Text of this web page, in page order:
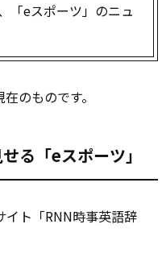
「eスポーツ」のニュ
のものです。
る「eスポーツ」
イト「RNN時事英語辞